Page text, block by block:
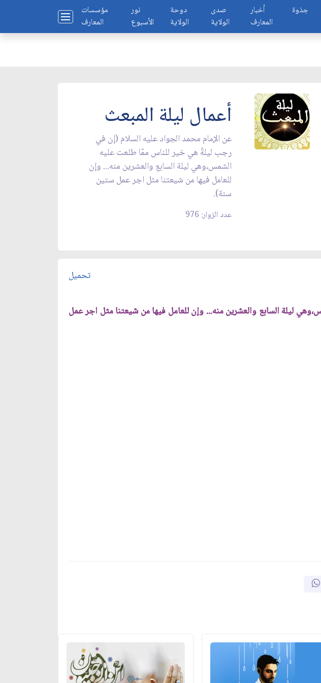
مؤسسات
المعارف
نور
الأسبوع
دوحة
الولاية
صدى
الولاية
أخبار
المعارف
جذوة
أعمال ليلة المبعث
عن الإمام محمد الجواد عليه السلام (إن في
رجب ليلةً هي خير للناس ممّا طلعت عليه
الشمس،وهي ليلة السابع والعشرين منه... وإن
للعامل فيها من شيعتنا مثل اجر عمل ستين
سنة).
عدد الزوار: 976
تحميل
ليلة السابع والعشرين منه... وإن للعامل فيها من شيعتنا مثل اجر عمل